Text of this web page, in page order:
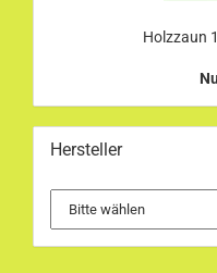
Holzzaun
Hersteller